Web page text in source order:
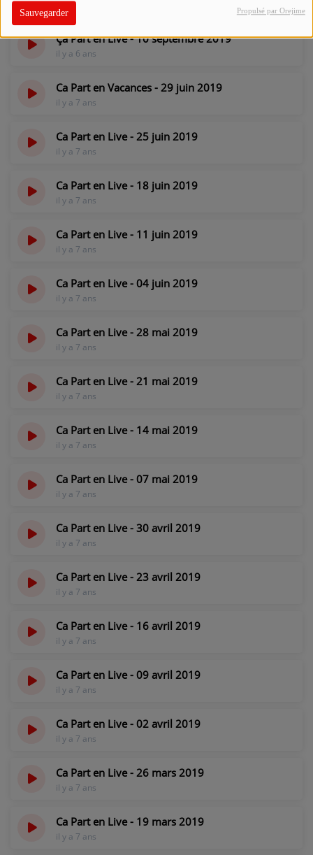
Sauvegarder Propulsé par Orejime
il y a 6 ans
Ça Part en Live - 10 septembre 2019
il y a 6 ans
Ca Part en Vacances - 29 juin 2019
il y a 7 ans
Ca Part en Live - 25 juin 2019
il y a 7 ans
Ca Part en Live - 18 juin 2019
il y a 7 ans
Ca Part en Live - 11 juin 2019
il y a 7 ans
Ca Part en Live - 04 juin 2019
il y a 7 ans
Ca Part en Live - 28 mai 2019
il y a 7 ans
Ca Part en Live - 21 mai 2019
il y a 7 ans
Ca Part en Live - 14 mai 2019
il y a 7 ans
Ca Part en Live - 07 mai 2019
il y a 7 ans
Ca Part en Live - 30 avril 2019
il y a 7 ans
Ca Part en Live - 23 avril 2019
il y a 7 ans
Ca Part en Live - 16 avril 2019
il y a 7 ans
Ca Part en Live - 09 avril 2019
il y a 7 ans
Ca Part en Live - 02 avril 2019
il y a 7 ans
Ca Part en Live - 26 mars 2019
il y a 7 ans
Ca Part en Live - 19 mars 2019
il y a 7 ans